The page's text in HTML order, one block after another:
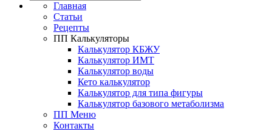
Главная
Статьи
Рецепты
ПП Калькуляторы
Калькулятор КБЖУ
Калькулятор ИМТ
Калькулятор воды
Кето калькулятор
Калькулятор для типа фигуры
Калькулятор базового метаболизма
ПП Меню
Контакты